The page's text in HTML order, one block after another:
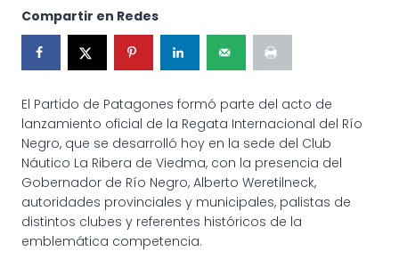
Compartir en Redes
El Partido de Patagones formó parte del acto de
lanzamiento oficial de la Regata Internacional del Río
Negro, que se desarrolló hoy en la sede del Club
Náutico La Ribera de Viedma, con la presencia del
Gobernador de Río Negro, Alberto Weretilneck,
autoridades provinciales y municipales, palistas de
distintos clubes y referentes históricos de la
emblemática competencia.